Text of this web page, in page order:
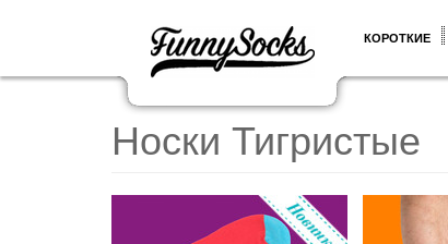
КОРОТКИЕ
Носки Тигристые